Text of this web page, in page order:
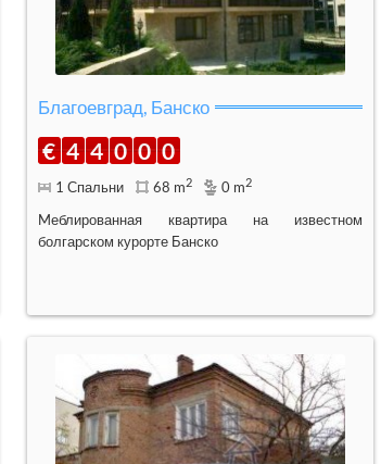
Благоевград, Банско
€ 4 4 0 0 0
1 Спальни 68 m2 0 m2
Mеблированная квартира на известном
болгарском курорте Банско